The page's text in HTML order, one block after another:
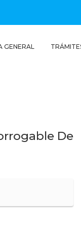
GENERAL
De